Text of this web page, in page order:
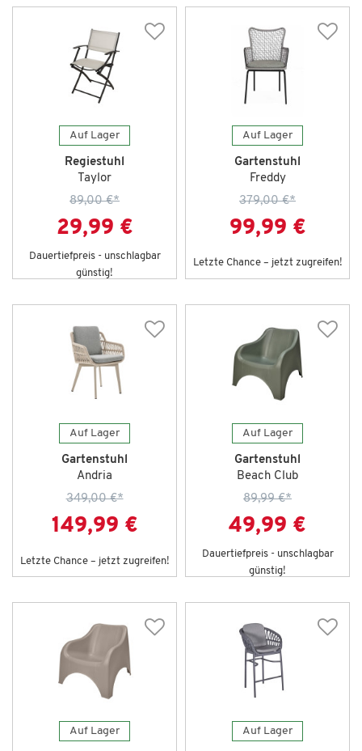
Auf Lager
Regiestuhl
Taylor
89,00 €*
29,99 €
Dauertiefpreis - unschlagbar
günstig!
Auf Lager
Gartenstuhl
Freddy
379,00 €*
99,99 €
Letzte Chance – jetzt zugreifen!
Auf Lager
Gartenstuhl
Andria
349,00 €*
149,99 €
Letzte Chance – jetzt zugreifen!
Auf Lager
Gartenstuhl
Beach Club
89,99 €*
49,99 €
Dauertiefpreis - unschlagbar
günstig!
Auf Lager Auf Lager